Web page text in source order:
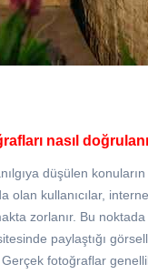
nasıl
düşülen
olan kullanıcılar,
zorlanır. Bu
paylaştığı
fotoğraflar